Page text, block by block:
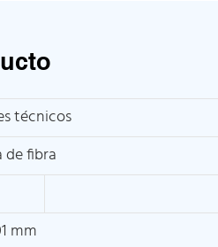
técnicos
de fibra
mm